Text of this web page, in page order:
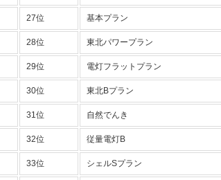
27位 基本プラン
28位 東北パワープラン
29位 電灯フラットプラン
30位 東北Bプラン
31位 自然でんき
32位 従量電灯B
33位 シェルSプラン